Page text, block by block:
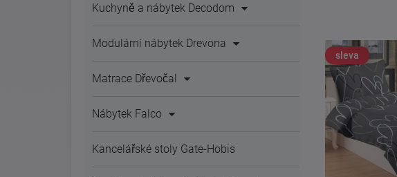
Kuchyně a nábytek Decodom
Modulární nábytek Drevona
Matrace Dřevočal
Nábytek Falco
Kancelářské stoly Gate-Hobis
sleva